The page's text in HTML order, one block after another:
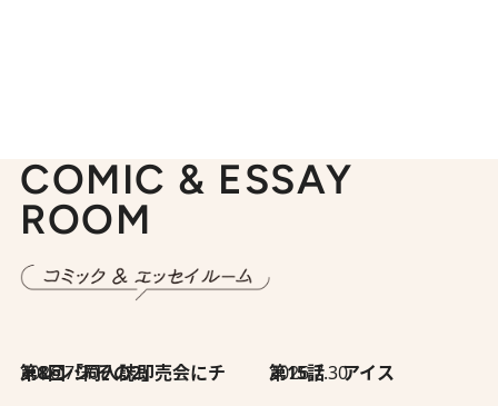
COMIC & ESSAY
ROOM
2026.7.30
第8回「同人誌即売会にチャレンジ その2」 2026.7.30
第15話 アイス